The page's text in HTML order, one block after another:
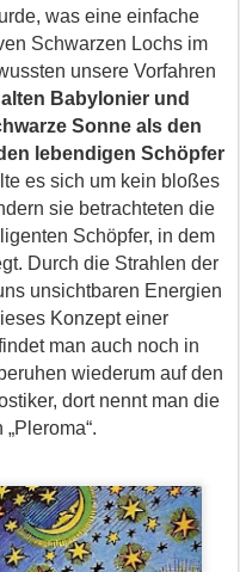
was eine einfache
Schwarzen Lochs im
unsere Vorfahren
alten Babylonier und
Sonne als den
lebendigen Schöpfer
es sich um kein bloßes
sie betrachteten die
Schöpfer, in dem
Durch die Strahlen der
unsichtbaren Energien
Konzept einer
man auch noch in
wiederum auf den
dort nennt man die